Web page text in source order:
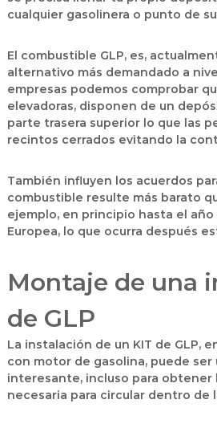
cualquier gasolinera o punto de
El combustible GLP, es,
alternativo más demandado a
empresas podemos comprobar
elevadoras, disponen de un
parte trasera superior lo que las
recintos cerrados evitando la
También influyen los acuerdos
combustible resulte más barato
ejemplo, en principio hasta el
Europea, lo que ocurra después
Montaje de una
de GLP
La instalación de un KIT de GLP,
con motor de gasolina, puede ser
interesante, incluso para obtener
necesaria para circular dentro de